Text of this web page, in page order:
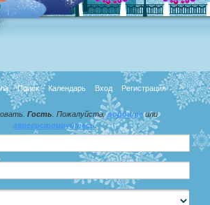
Поиск Календарь Вход Регистрация
Гость . Пожалуйста,войдитеили
зарегистрируйтесь.